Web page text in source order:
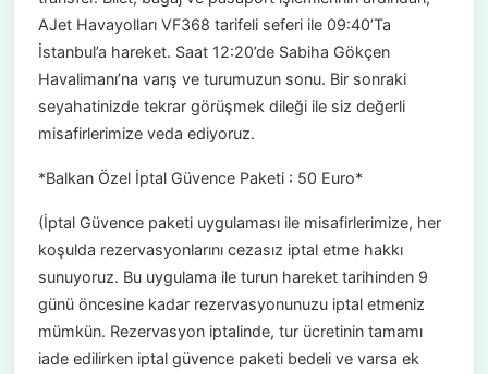
AJet Havayolları VF368 tarifeli seferi ile 09:40’Ta
İstanbul’a hareket. Saat 12:20’de Sabiha Gökçen
Havalimanı’na varış ve turumuzun sonu. Bir sonraki
seyahatinizde tekrar görüşmek dileği ile siz değerli
misafirlerimize veda ediyoruz.
*Balkan Özel İptal Güvence Paketi : 50 Euro*
(İptal Güvence paketi uygulaması ile misafirlerimize, her
koşulda rezervasyonlarını cezasız iptal etme hakkı
sunuyoruz. Bu uygulama ile turun hareket tarihinden 9
günü öncesine kadar rezervasyonunuzu iptal etmeniz
mümkün. Rezervasyon iptalinde, tur ücretinin tamamı
iade edilirken iptal güvence paketi bedeli ve varsa ek